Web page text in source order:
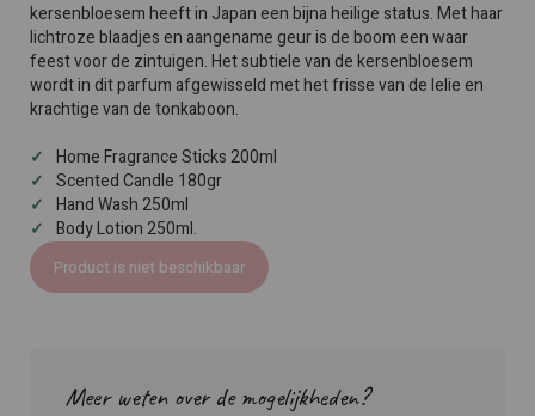
kersenbloesem heeft in Japan een bijna heilige status. Met haar
lichtroze blaadjes en aangename geur is de boom een waar
feest voor de zintuigen. Het subtiele van de kersenbloesem
wordt in dit parfum afgewisseld met het frisse van de lelie en
krachtige van de tonkaboon.
Home Fragrance Sticks 200ml
Scented Candle 180gr
Hand Wash 250ml
Body Lotion 250ml.
Product is niet beschikbaar
Meer weten over de mogelijkheden?